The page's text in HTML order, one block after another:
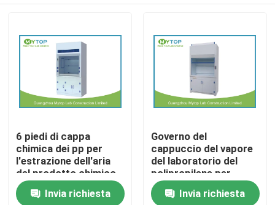
Casa
6 piedi di cappa
chimica dei pp per
l'estrazione dell'aria
del prodotto chimico
nocivo dell'ospedale
Invia richiesta
Governo del
cappuccio del vapore
del laboratorio del
polipropilene per
resistenza chimica del
laboratorio di scienza
Invia richiesta